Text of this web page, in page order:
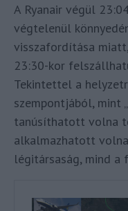
A Ryanair végül
végtelenül
visszafordítása
23:30-kor
Tekintettel a
szempontjából, mint
tanúsíthatott volna
alkalmazhatott
légitársaság, mind